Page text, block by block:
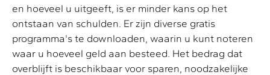
en hoeveel u uitgeeft, is er minder kans op het
ontstaan van schulden. Er zijn diverse gratis
programma's te downloaden, waarin u kunt noteren
waar u hoeveel geld aan besteed. Het bedrag dat
overblijft is beschikbaar voor sparen, noodzakelijke